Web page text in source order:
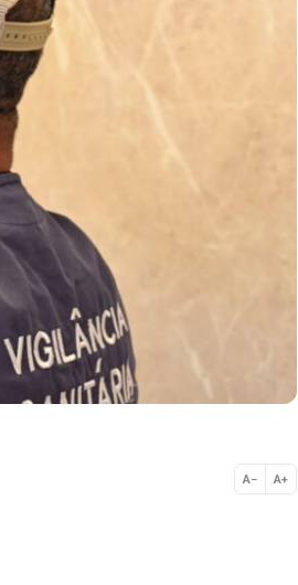
A− A+
Normal